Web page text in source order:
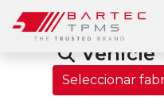
Vehicle